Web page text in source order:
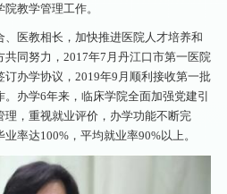
教学管理工作。
医教相长，加快推进医院人才培养和
同努力，2017年7月丹江口市第一医院
办学协议，2019年9月顺利接收第一批
办学6年来，临床学院全面加强党建引
，重视就业评价，办学功能不断完
率达100%，平均就业率90%以上。